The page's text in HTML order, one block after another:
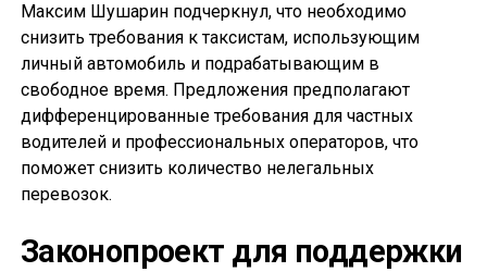
Максим Шушарин подчеркнул, что необходимо
снизить требования к таксистам, использующим
личный автомобиль и подрабатывающим в
свободное время. Предложения предполагают
дифференцированные требования для частных
водителей и профессиональных операторов, что
поможет снизить количество нелегальных
перевозок.
Законопроект для поддержки